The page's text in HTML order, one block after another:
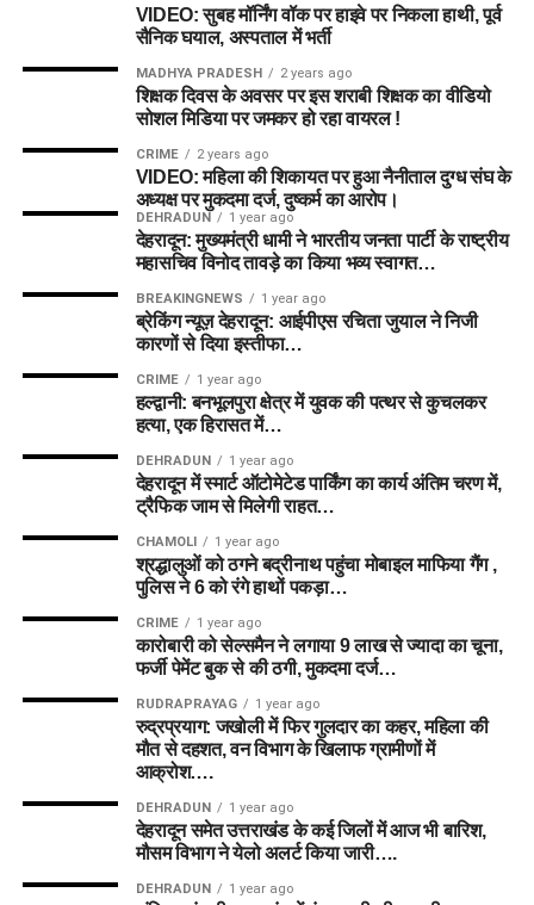
Captain:Lhuan-dre Pretorius
Vice-Captain:Usman Tariq या David Willey
📈 Match Prediction: कौन जीतेगा
आज का मैच?
आंकड़ों और हेड-टू-हेड रिकॉर्ड्स की बात करें तोBirmingham
ने पिछले मैचों मेंLondon Spiritके खिलाफ बेहतर प्रदर्शन
किया है। हालांकि, लॉर्ड्स के अपने घरेलू मैदान पर London Spirit के
पास लियम लिविंगस्टोन और डेविड विली जैसे मैच-विनर मौजूद हैं। इस मैच
में 55% संभावना बर्मिंघम फिनिक्स की जीत की है, लेकिन लंदन स्पिरिट का
टॉप ऑर्डर कभी भी पासा पलट सकता है।
🎯 फैंटेसी क्रिकेट के लिए महत्वपूर्ण टिप्स
(Fantasy Tips)
टॉस के बाद प्लेइंग 11 चेक करें:अंतिम प्लेइंग 11 आने के बाद
सब्स्टीट्यूट खिलाड़ियों का ध्यान रखें।
ऑलराउंडरों पर भरोसा रखें:
ऑलराउंडर्स सबसे ज्यादा फैंटेसी प्वाइंट्स देने की क्षमता रखते हैं।
लॉर्ड्स की पिच पर डेथ बॉलिंग:डेथ ओवरों में गेंदबाजी करने वाले
बॉलर्स को अपनी टीम में जरूर शामिल करें, क्योंकि वे अक्सर 2-3
विकेट चटका जाते हैं।
🔗 उपयोगी लिंक्स और संबंधित स्पोर्ट्स न्यूज
से जुड़ी अन्य लेटेस्ट अपडेट्स, हेड-टू-हेड स्टैट्स और एक्सपर्ट
प्रेडिक्शन पढ़ने के लिए हमारे स्पोर्ट्स सेक्शन पर जाएं। स्पोर्ट्स और लाइव
VIDEO: सुबह मॉर्निंग वॉक पर हाइवे पर निकला हाथी, पूर्व
सैनिक घयाल, अस्पताल में भर्ती
MADHYA PRADESH 2 years ago
शिक्षक दिवस के अवसर पर इस शराबी शिक्षक का वीडियो
सोशल मिडिया पर जमकर हो रहा वायरल !
CRIME 2 years ago
VIDEO: महिला की शिकायत पर हुआ नैनीताल दुग्ध संघ के
अध्यक्ष पर मुकदमा दर्ज, दुष्कर्म का आरोप।
DEHRADUN 1 year ago
देहरादून: मुख्यमंत्री धामी ने भारतीय जनता पार्टी के राष्ट्रीय
महासचिव विनोद तावड़े का किया भव्य स्वागत…
BREAKINGNEWS 1 year ago
ब्रेकिंग न्यूज़ देहरादून: आईपीएस रचिता जुयाल ने निजी
कारणों से दिया इस्तीफा…
CRIME 1 year ago
हल्द्वानी: बनभूलपुरा क्षेत्र में युवक की पत्थर से कुचलकर
हत्या, एक हिरासत में…
DEHRADUN 1 year ago
देहरादून में स्मार्ट ऑटोमेटेड पार्किंग का कार्य अंतिम चरण में,
ट्रैफिक जाम से मिलेगी राहत…
CHAMOLI 1 year ago
श्रद्धालुओं को ठगने बद्रीनाथ पहुंचा मोबाइल माफिया गैंग ,
पुलिस ने 6 को रंगे हाथों पकड़ा…
CRIME 1 year ago
कारोबारी को सेल्समैन ने लगाया 9 लाख से ज्यादा का चूना,
फर्जी पेमेंट बुक से की ठगी, मुकदमा दर्ज…
RUDRAPRAYAG 1 year ago
रुद्रप्रयाग: जखोली में फिर गुलदार का कहर, महिला की
मौत से दहशत, वन विभाग के खिलाफ ग्रामीणों में
आक्रोश….
DEHRADUN 1 year ago
देहरादून समेत उत्तराखंड के कई जिलों में आज भी बारिश,
मौसम विभाग ने येलो अलर्ट किया जारी….
DEHRADUN 1 year ago